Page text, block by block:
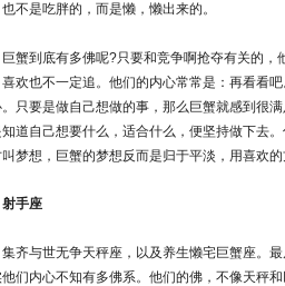
不是吃胖的，而是懒，懒出来的。
巨蟹到底有多佛呢?只要和竞争啊抢夺有关的，
喜欢也不一定追。他们的内心常常是：再看看
只要是做自己想做的事，那么巨蟹就感到很
道自己想要什么，适合什么，便坚持做下去
梦想，巨蟹的梦想反而是归于平淡，用喜欢
射手座
集齐与世无争天秤座，以及养生懒宅巨蟹座。
们内心不知有多佛系。他们的佛，不像天秤